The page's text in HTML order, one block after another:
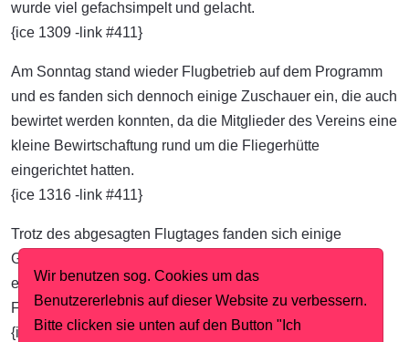
wurde viel gefachsimpelt und gelacht.
{ice 1309 -link #411}
Am Sonntag stand wieder Flugbetrieb auf dem Programm
und es fanden sich dennoch einige Zuschauer ein, die auch
bewirtet werden konnten, da die Mitglieder des Vereins eine
kleine Bewirtschaftung rund um die Fliegerhütte
eingerichtet hatten.
{ice 1316 -link #411}
Trotz des abgesagten Flugtages fanden sich einige
Gastflieger ein, die den Weg nach Aichelberg fanden um
einfach das schöne Flugwetter bei einem entspannten
Freundschaftsfliegen zu genießen.
{ice 1327 -link #411}
Wir benutzen sog. Cookies um das
Benutzererlebnis auf dieser Website zu verbessern.
Bitte clicken sie unten auf den Button "Ich